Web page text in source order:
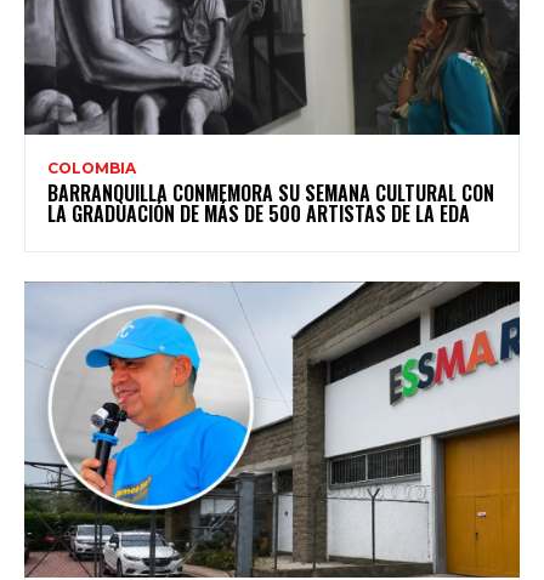
COLOMBIA
BARRANQUILLA CONMEMORA SU SEMANA CULTURAL CON
LA GRADUACIÓN DE MÁS DE 500 ARTISTAS DE LA EDA